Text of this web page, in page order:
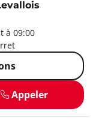
à 09:00
Appeler